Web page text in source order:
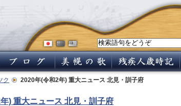
ク 2020年(令和2年) 重大ニュース 北見・訓子府
) 重大ニュース 北見・訓子府